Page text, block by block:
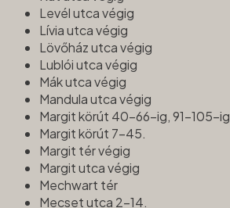
Levél utca végig
Lívia utca végig
Lövőház utca végig
Lublói utca végig
Mák utca végig
Mandula utca végig
Margit körút 40-66-ig, 91-105-ig
Margit körút 7-45.
Margit tér végig
Margit utca végig
Mechwart tér
Mecset utca 2-14.